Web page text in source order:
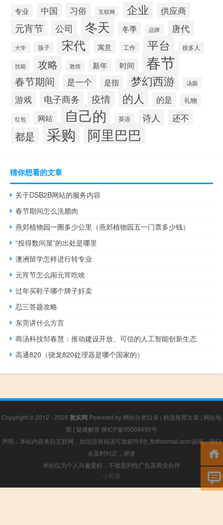
专业 中国 习俗 互联网 企业 供应商
元宵节 公司 冬天 冬季 品牌 唐代
大学 孩子 宋代 寓意 工作 平台 很多人
技能 攻略 敦煌 新年 时间 春节
春节期间 是一个 是指 梦幻西游 汤圆
游戏 电子商务 疫情 的人 的是 礼物
红包 网站 自己的 英语 诗人 还不
都是 采购 阿里巴巴
猜你想看的文章
关于DSB2B网站的服务内容
春节期间怎么洗腊肉
燕郊植物园一圈多少公里（燕郊植物园五一门票多少钱）
“投得数间屋”的出处是哪里
澳洲留学怎样进行转专业
元宵节怎么闹元宵吃啥
过年买鞋子哪个牌子好卖
忍三答题攻略
东莞讲什么方言
商汤科技邹春慧：推动建设开放、可信的人工智能创新生态
高通820（骁龙820处理器是哪个国家的）
Copyright © 2012 - 2026 敦实网 Powered by 网站分类目录 | 精选推荐文章 | 网站地
图 | 疑难解答 陕ICP备05009492号
声明：本站内容来自互联网，如信息有错误可发邮件到f_fb#foxmail.com说明，我们
会及时纠正，谢谢
本站仅为个人兴趣爱好，不接盈利性广告及商业合作
小男孩